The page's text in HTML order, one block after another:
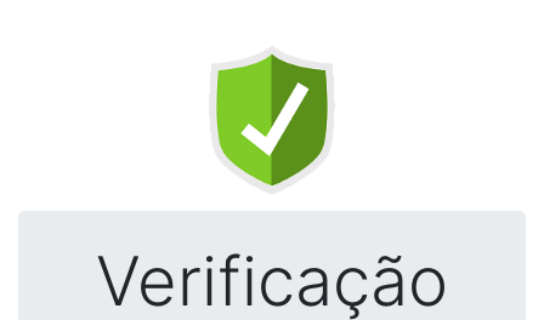
Verificação